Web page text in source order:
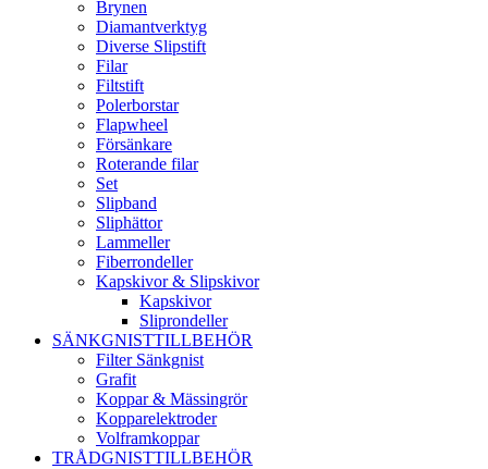
Brynen
Diamantverktyg
Diverse Slipstift
Filar
Filtstift
Polerborstar
Flapwheel
Försänkare
Roterande filar
Set
Slipband
Sliphättor
Lammeller
Fiberrondeller
Kapskivor & Slipskivor
Kapskivor
Sliprondeller
SÄNKGNISTTILLBEHÖR
Filter Sänkgnist
Grafit
Koppar & Mässingrör
Kopparelektroder
Volframkoppar
TRÅDGNISTTILLBEHÖR